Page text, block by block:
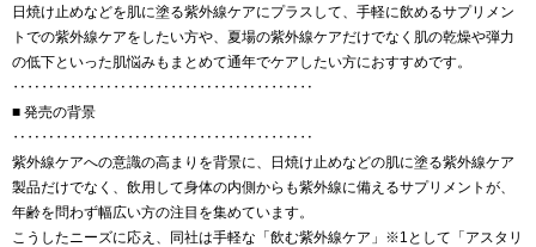
日焼け止めなどを肌に塗る紫外線ケアにプラスして、手軽に飲めるサプリメン
トでの紫外線ケアをしたい方や、夏場の紫外線ケアだけでなく肌の乾燥や弾力
の低下といった肌悩みもまとめて通年でケアしたい方におすすめです。
‥‥‥‥‥‥‥‥‥‥‥‥‥‥‥‥‥‥‥‥‥
■ 発売の背景
‥‥‥‥‥‥‥‥‥‥‥‥‥‥‥‥‥‥‥‥‥
紫外線ケアへの意識の高まりを背景に、日焼け止めなどの肌に塗る紫外線ケア
製品だけでなく、飲用して身体の内側からも紫外線に備えるサプリメントが、
年齢を問わず幅広い方の注目を集めています。
こうしたニーズに応え、同社は手軽な「飲む紫外線ケア」※1として「アスタリ